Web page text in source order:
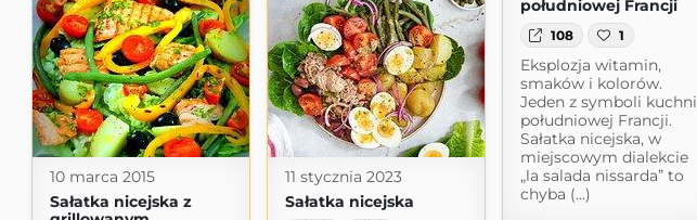
południowej Francji
108 1
Eksplozja witamin,
smaków i kolorów.
Jeden z symboli kuchni
południowej Francji.
Sałatka nicejska, w
miejscowym dialekcie
„la salada nissarda” to
chyba (...)
10 marca 2015
Sałatka nicejska z
11 stycznia 2023
Sałatka nicejska